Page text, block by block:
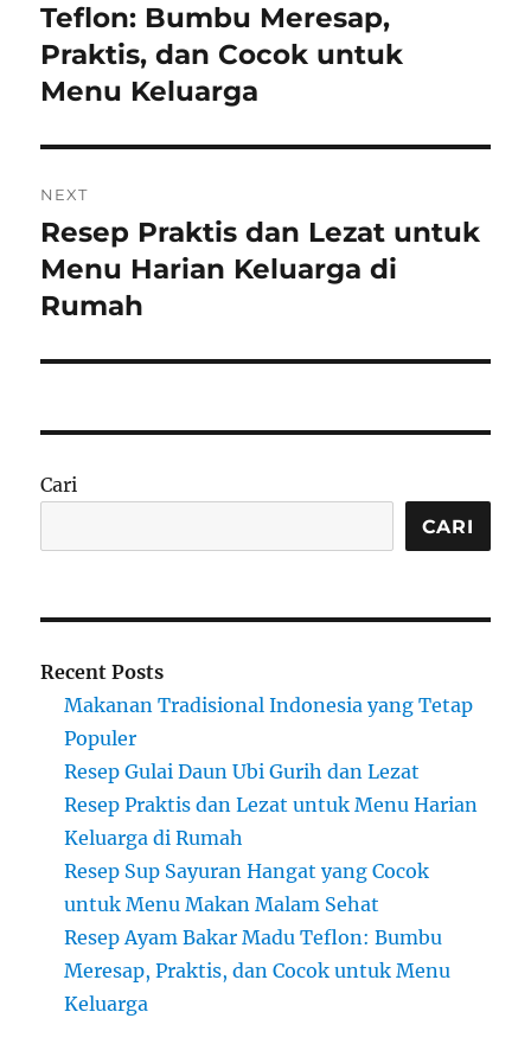
post:
Teflon: Bumbu Meresap,
Praktis, dan Cocok untuk
Menu Keluarga
NEXT
Next
post:
Resep Praktis dan Lezat untuk
Menu Harian Keluarga di
Rumah
Cari
CARI
Recent Posts
Makanan Tradisional Indonesia yang Tetap
Populer
Resep Gulai Daun Ubi Gurih dan Lezat
Resep Praktis dan Lezat untuk Menu Harian
Keluarga di Rumah
Resep Sup Sayuran Hangat yang Cocok
untuk Menu Makan Malam Sehat
Resep Ayam Bakar Madu Teflon: Bumbu
Meresap, Praktis, dan Cocok untuk Menu
Keluarga